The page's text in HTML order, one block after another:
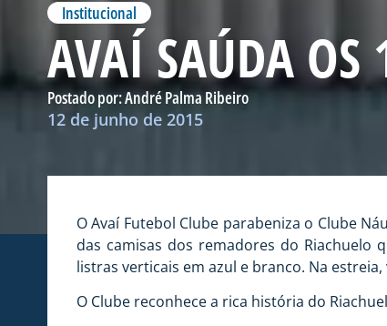
Institucional
AVAÍ SAÚDA OS
Postado por:André Palma Ribeiro
12 de junho de 2015
O Avaí Futebol Clube parabeniza o Clube
das camisas dos remadores do
listras verticais em azul e branco. Na
O Clube reconhece a rica história do